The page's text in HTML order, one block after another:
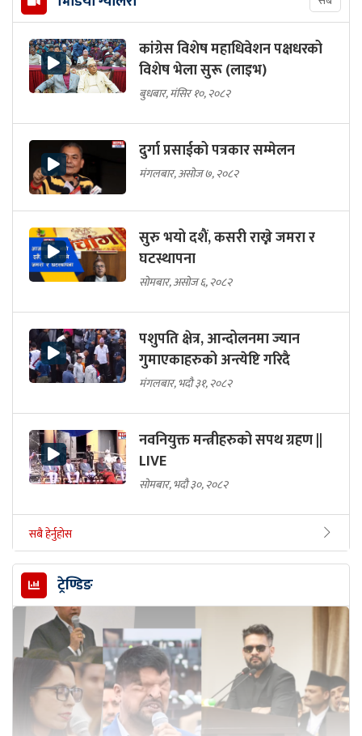
कांग्रेस विशेष महाधिवेशन पक्षधरको
विशेष भेला सुरू (लाइभ)
बुधबार, मंसिर १०, २०८२
दुर्गा प्रसाईको पत्रकार सम्मेलन
मंगलबार, असोज ७, २०८२
सुरु भयो दशैं, कसरी राख्ने जमरा र
घटस्थापना
सोमबार, असोज ६, २०८२
पशुपति क्षेत्र, आन्दोलनमा ज्यान
गुमाएकाहरुको अन्त्येष्टि गरिदै
मंगलबार, भदौ ३१, २०८२
नवनियुक्त मन्त्रीहरुको सपथ ग्रहण ||
LIVE
सोमबार, भदौ ३०, २०८२
सबै हेर्नुहोस
ट्रेण्डिङ